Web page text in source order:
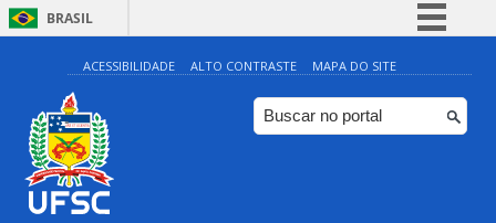
BRASIL
Simplifique!
Comunica BR
Participe
ACESSIBILIDADE ALTO CONTRASTE MAPA DO SITE